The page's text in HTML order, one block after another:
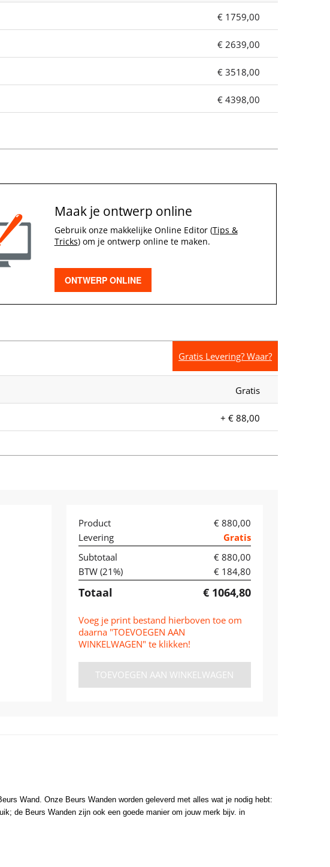
€ 1759,00
€ 2639,00
€ 3518,00
€ 4398,00
Maak je ontwerp online
Gebruik onze makkelijke Online Editor (Tips &
Tricks) om je ontwerp online te maken.
ONTWERP ONLINE
Gratis Levering? Waar?
Gratis
+ € 88,00
Product
€ 880,00
Levering
Gratis
Subtotaal
€ 880,00
BTW (21%) € 184,80
Totaal € 1064,80
Voeg je print bestand hierboven toe om
daarna "TOEVOEGEN AAN
WINKELWAGEN" te klikken!
TOEVOEGEN AAN WINKELWAGEN
Wand. Onze Beurs Wanden worden geleverd met alles wat je nodig hebt:
de Beurs Wanden zijn ook een goede manier om jouw merk bijv. in